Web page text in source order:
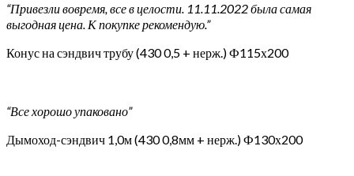
“Привезли вовремя, все в целости. 11.11.2022 была самая
выгодная цена. К покупке рекомендую.”
Конус на сэндвич трубу (430 0,5 + нерж.) Ф115х200
“Все хорошо упаковано”
Дымоход-сэндвич 1,0м (430 0,8мм + нерж.) Ф130х200